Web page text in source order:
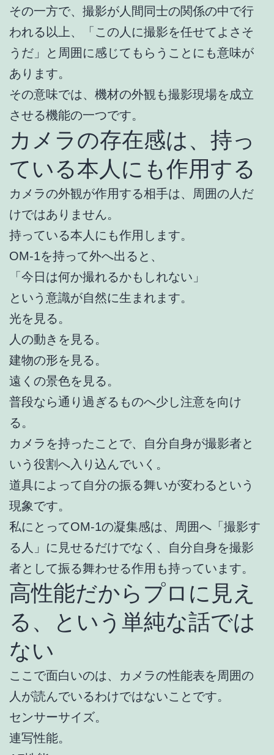
その一方で、撮影が人間同士の関係の中で行
われる以上、「この人に撮影を任せてよさそ
うだ」と周囲に感じてもらうことにも意味が
あります。
その意味では、機材の外観も撮影現場を成立
させる機能の一つです。
カメラの存在感は、持っ
ている本人にも作用する
カメラの外観が作用する相手は、周囲の人だ
けではありません。
持っている本人にも作用します。
OM-1を持って外へ出ると、
「今日は何か撮れるかもしれない」
という意識が自然に生まれます。
光を見る。
人の動きを見る。
建物の形を見る。
遠くの景色を見る。
普段なら通り過ぎるものへ少し注意を向け
る。
カメラを持ったことで、自分自身が撮影者と
いう役割へ入り込んでいく。
道具によって自分の振る舞いが変わるという
現象です。
私にとってOM-1の凝集感は、周囲へ「撮影す
る人」に見せるだけでなく、自分自身を撮影
者として振る舞わせる作用も持っています。
高性能だからプロに見え
る、という単純な話では
ない
ここで面白いのは、カメラの性能表を周囲の
人が読んでいるわけではないことです。
センサーサイズ。
連写性能。